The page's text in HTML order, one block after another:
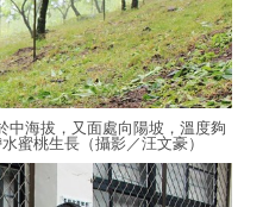
中海拔，又面處向陽坡，溫度夠
蜜桃生長（攝影／汪文豪）